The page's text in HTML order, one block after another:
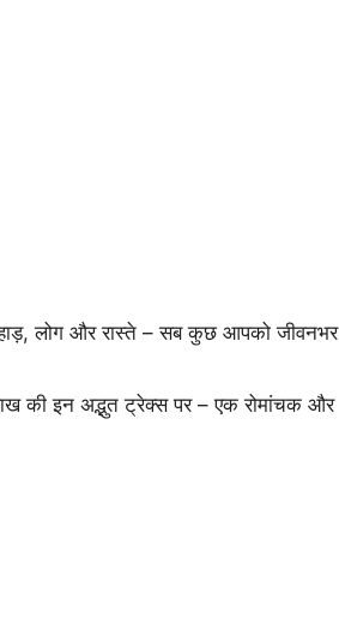
लोग और रास्ते – सब कुछ आपको जीवनभर
की इन अद्भुत ट्रेक्स पर – एक रोमांचक और